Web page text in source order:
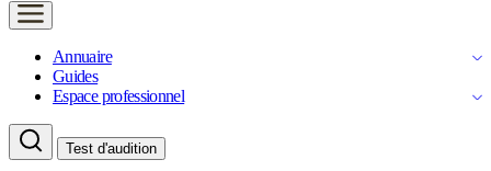
Annuaire
Guides
Espace professionnel
Test d'audition